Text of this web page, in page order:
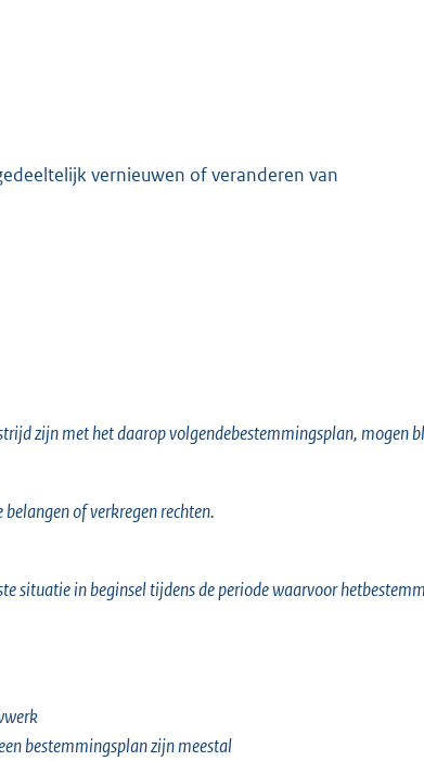
vernieuwen of veranderen van
zijn met het daarop volgendebestemmingsplan, mogen
of verkregen rechten.
situatie in beginsel tijdens de periode waarvoor
bestemmingsplan zijn meestal